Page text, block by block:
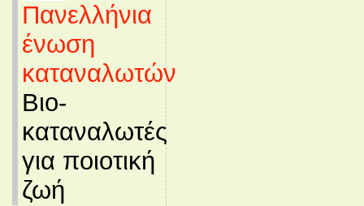
Πανελλήνια
ένωση
καταναλωτών
Βιο-
καταναλωτές
για ποιοτική
ζωή